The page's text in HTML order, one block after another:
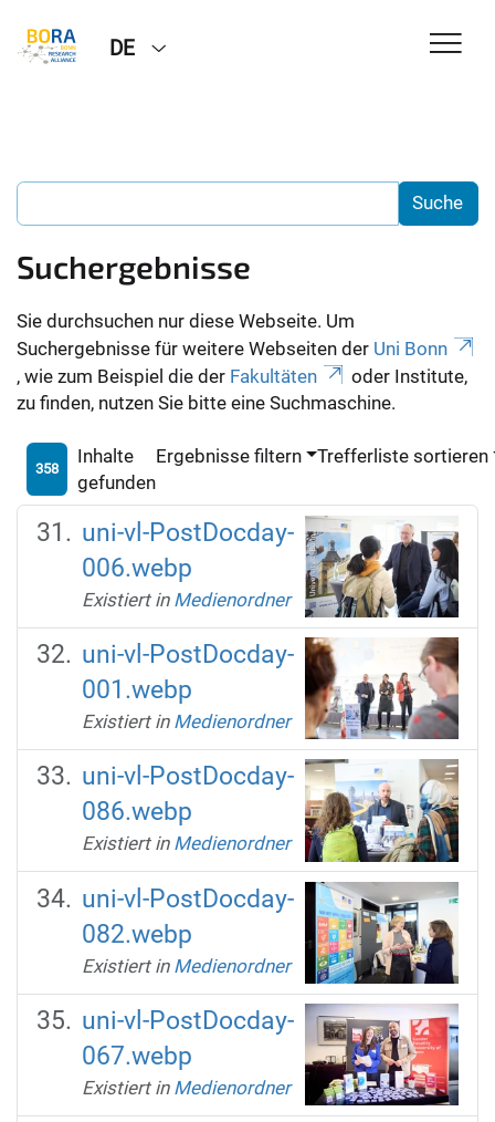
DE
Suchergebnisse
Sie durchsuchen nur diese Webseite. Um
Suchergebnisse für weitere Webseiten der Uni Bonn
, wie zum Beispiel die der Fakultäten
oder Institute,
zu finden, nutzen Sie bitte eine Suchmaschine.
358
Inhalte
gefunden
Ergebnisse filtern Trefferliste sortieren
uni-vl-PostDocday-
006.webp
Existiert in Medienordner
uni-vl-PostDocday-
001.webp
Existiert in Medienordner
uni-vl-PostDocday-
086.webp
Existiert in Medienordner
uni-vl-PostDocday-
082.webp
Existiert in Medienordner
uni-vl-PostDocday-
067.webp
Existiert in Medienordner